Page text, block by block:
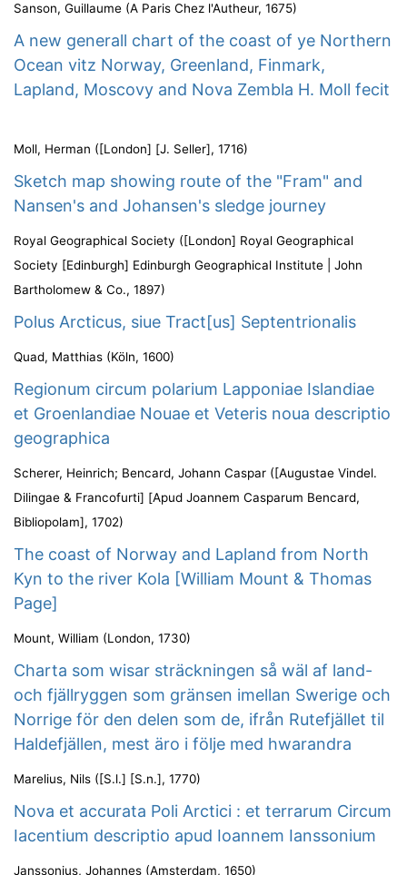
Sanson, Guillaume (A Paris Chez l'Autheur, 1675)
A new generall chart of the coast of ye Northern
Ocean vitz Norway, Greenland, Finmark,
Lapland, Moscovy and Nova Zembla H. Moll fecit
Moll, Herman ([London] [J. Seller], 1716)
Sketch map showing route of the "Fram" and
Nansen's and Johansen's sledge journey
Royal Geographical Society ([London] Royal Geographical
Society [Edinburgh] Edinburgh Geographical Institute | John
Bartholomew & Co., 1897)
Polus Arcticus, siue Tract[us] Septentrionalis
Quad, Matthias (Köln, 1600)
Regionum circum polarium Lapponiae Islandiae
et Groenlandiae Nouae et Veteris noua descriptio
geographica
Scherer, Heinrich; Bencard, Johann Caspar ([Augustae Vindel.
Dilingae & Francofurti] [Apud Joannem Casparum Bencard,
Bibliopolam], 1702)
The coast of Norway and Lapland from North
Kyn to the river Kola [William Mount & Thomas
Page]
Mount, William (London, 1730)
Charta som wisar sträckningen så wäl af land-
och fjällryggen som gränsen imellan Swerige och
Norrige för den delen som de, ifrån Rutefjället til
Haldefjällen, mest äro i följe med hwarandra
Marelius, Nils ([S.l.] [S.n.], 1770)
Nova et accurata Poli Arctici : et terrarum Circum
Iacentium descriptio apud Ioannem Ianssonium
Janssonius, Johannes (Amsterdam, 1650)